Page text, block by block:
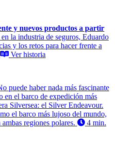
y nuevos productos a partir
la industria de seguros, Eduardo
y los retos para hacer frente a
Ver historia
puede haber nada más fascinante
en el barco de expedición más
Silversea: el Silver Endeavour.
el barco más lujoso del mundo,
regiones polares.
4 min.